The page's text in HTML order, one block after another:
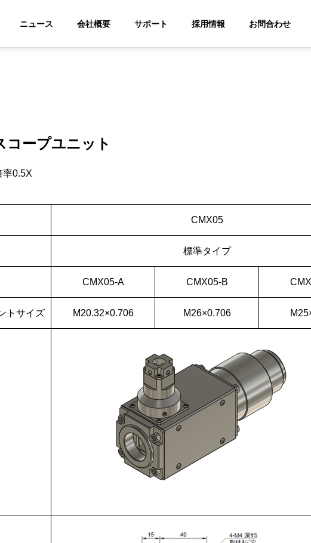
ニュース 会社概要 サポート 採用情報 お問合わせ
コープユニット
率0.5X
CMX05
標準タイプ
CMX05-A CMX05-B
トサイズ M20.32×0.706 M26×0.706